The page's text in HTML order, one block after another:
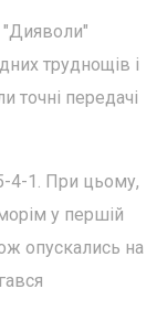
"Дияволи"
труднощів і
точні передачі
4-1. При цьому,
у першій
опускались на